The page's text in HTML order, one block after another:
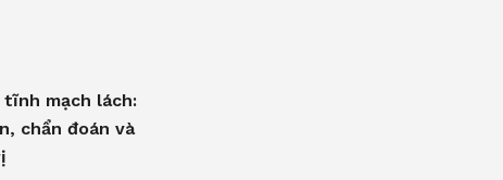
tĩnh mạch lách:
chẩn đoán và